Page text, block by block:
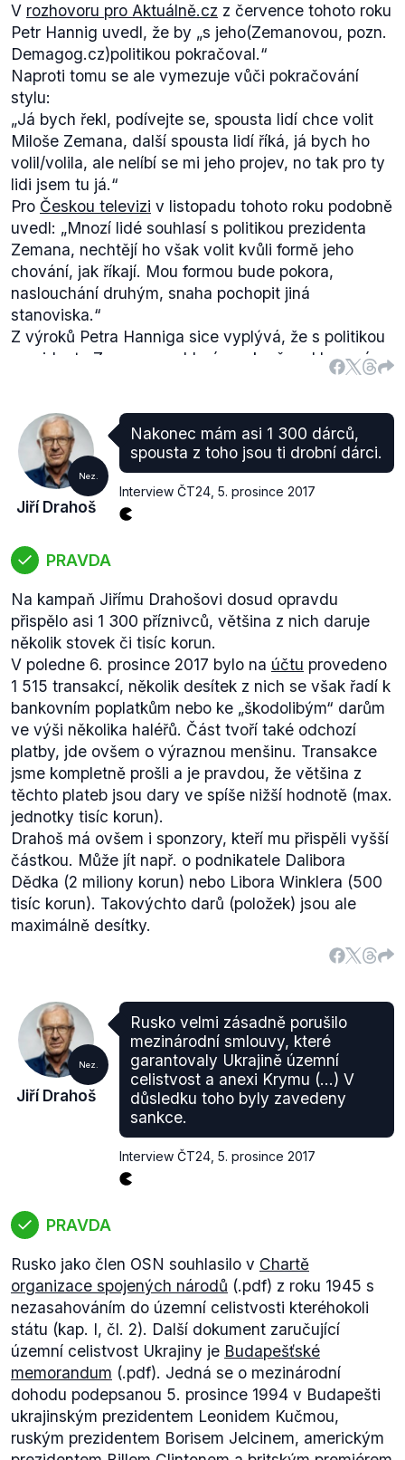
MEDIAN sestavoval volební model pro druhé kolo
prezidentských voleb, kde je vidět, že pozice
Drahoše a Zemana je poměrně vyrovnaná (nicméně
voliči Miloše Zemana jsou silněji rozhodnutí, že jej
budou volit).
Zdroj:Median
Za nejvážnějšího vyzyvatele Miloše Zemana
označuje Jiřího Drahoše i projekt
kurzy. K 6. prosinci měl aktuální pravděpodobnost
zvolení nejvyšší Jiří Drahoš (43,7 %), druhý byl
Miloš Zeman (43,15 %), na třetím místě se umístil
Michal Horáček (5,79 %) následovaný Mirkem
Topolánkem (5,26 %).
V rozhovoru pro Aktuálně.cz z července tohoto roku
Petr Hannig uvedl, že by „s jeho(Zemanovou, pozn.
Demagog.cz)politikou pokračoval.“
Naproti tomu se ale vymezuje vůči pokračování
stylu:
„Já bych řekl, podívejte se, spousta lidí chce volit
Miloše Zemana, další spousta lidí říká, já bych ho
volil/volila, ale nelíbí se mi jeho projev, no tak pro ty
lidi jsem tu já.“
Pro Českou televizi v listopadu tohoto roku podobně
uvedl: „Mnozí lidé souhlasí s politikou prezidenta
Zemana, nechtějí ho však volit kvůli formě jeho
chování, jak říkají. Mou formou bude pokora,
naslouchání druhým, snaha pochopit jiná
stanoviska.“
Z výroků Petra Hanniga sice vyplývá, že s politikou
prezidenta Zemana souhlasí a pokračoval by v ní,
nicméně by se tak dělo jinou formou, tedy jiným
nepravdivý.
Nez.
Jiří Drahoš
Nakonec mám asi 1 300 dárců,
spousta z toho jsou ti drobní dárci.
Interview ČT24 5. prosince 2017
PRAVDA
Na kampaň Jiřímu Drahošovi dosud opravdu
přispělo asi 1 300 příznivců, většina z nich daruje
několik stovek či tisíc korun.
V poledne 6. prosince 2017 bylo na účtu provedeno
1 515 transakcí, několik desítek z nich se však řadí k
bankovním poplatkům nebo ke „škodolibým“ darům
ve výši několika haléřů. Část tvoří také odchozí
platby, jde ovšem o výraznou menšinu. Transakce
jsme kompletně prošli a je pravdou, že většina z
těchto plateb jsou dary ve spíše nižší hodnotě (max.
jednotky tisíc korun).
Drahoš má ovšem i sponzory, kteří mu přispěli vyšší
částkou. Může jít např. o podnikatele Dalibora
Dědka (2 miliony korun) nebo Libora Winklera (500
tisíc korun). Takovýchto darů (položek) jsou ale
maximálně desítky.
Nez.
Jiří Drahoš
Rusko velmi zásadně porušilo
mezinárodní smlouvy, které
garantovaly Ukrajině územní
celistvost a anexi Krymu (...) V
důsledku toho byly zavedeny
sankce.
Interview ČT24 5. prosince 2017
PRAVDA
Rusko jako člen OSN souhlasilo v Chartě
organizace spojených národů (.pdf) z roku 1945 s
nezasahováním do územní celistvosti kteréhokoli
státu (kap. I, čl. 2). Další dokument zaručující
územní celistvost Ukrajiny je Budapešťské
memorandum (.pdf). Jedná se o mezinárodní
dohodu podepsanou 5. prosince 1994 v Budapešti
ukrajinským prezidentem Leonidem Kučmou,
ruským prezidentem Borisem Jelcinem, americkým